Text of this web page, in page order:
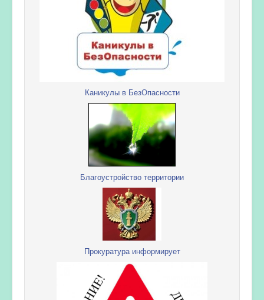
Каникулы в БезОпасности
Благоустройство территории
Прокуратура информирует